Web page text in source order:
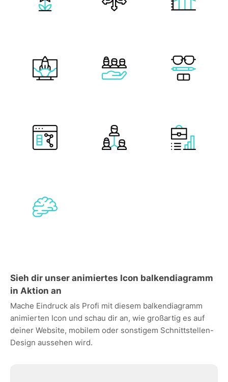
Sieh dir unser animiertes Icon balkendiagramm
in Aktion an
Mache Eindruck als Profi mit diesem balkendiagramm
animierten Icon und schau dir an, wie großartig es auf
deiner Website, mobilem oder sonstigem Schnittstellen-
Design aussehen wird.